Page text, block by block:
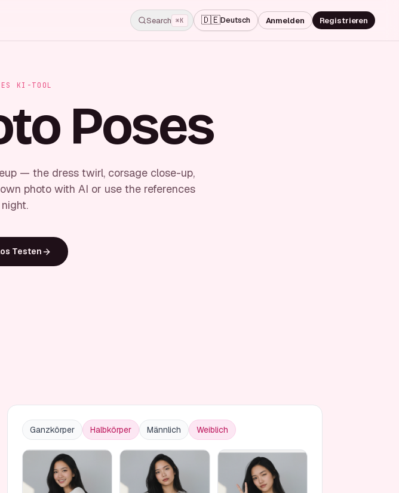
Search ⌘K 🇩🇪Deutsch Anmelden Registrieren
KI-TOOL
Poses
— the dress twirl, corsage close-up,
photo with AI or use the references
Testen
Ganzkörper Halbkörper Männlich Weiblich